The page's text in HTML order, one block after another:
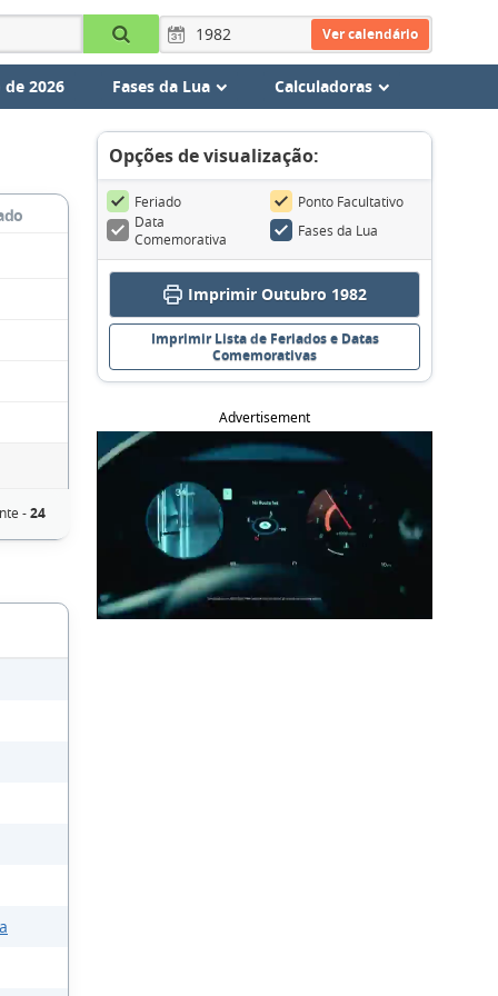
Ver calendário
2026 Fases da Lua Calculadoras
-24
Opções de visualização:
Feriado
Ponto Facultativo
Data
Comemorativa
Fases da Lua
Imprimir Outubro 1982
Imprimir Lista de Feriados e Datas
Comemorativas
Advertisement